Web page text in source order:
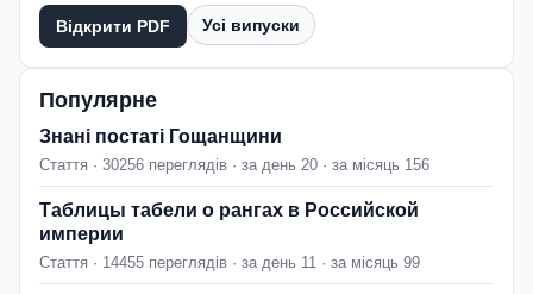
Відкрити PDF Усі випуски
Популярне
Знані постаті Гощанщини
Стаття · 30256 переглядів · за день 20 · за місяць 156
Таблицы табели о рангах в Российской
империи
Стаття · 14455 переглядів · за день 11 · за місяць 99